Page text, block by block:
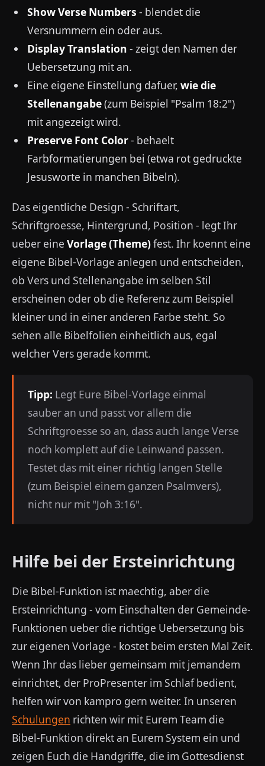
Show Verse Numbers - blendet die
Versnummern ein oder aus.
Display Translation - zeigt den Namen der
Uebersetzung mit an.
Eine eigene Einstellung dafuer,wie die
Stellenangabe(zum Beispiel "Psalm 18:2")
mit angezeigt wird.
Preserve Font Color- behaelt
Farbformatierungen bei (etwa rot gedruckte
Jesusworte in manchen Bibeln).
Das eigentliche Design - Schriftart,
Schriftgroesse, Hintergrund, Position - legt Ihr
ueber eine Vorlage (Theme)fest. Ihr koennt eine
eigene Bibel-Vorlage anlegen und entscheiden,
ob Vers und Stellenangabe im selben Stil
erscheinen oder ob die Referenz zum Beispiel
kleiner und in einer anderen Farbe steht. So
sehen alle Bibelfolien einheitlich aus, egal
welcher Vers gerade kommt.
Tipp: Legt Eure Bibel-Vorlage einmal
sauber an und passt vor allem die
Schriftgroesse so an, dass auch lange Verse
noch komplett auf die Leinwand passen.
Testet das mit einer richtig langen Stelle
(zum Beispiel einem ganzen Psalmvers),
nicht nur mit "Joh 3:16".
Hilfe bei der Ersteinrichtung
Die Bibel-Funktion ist maechtig, aber die
Ersteinrichtung - vom Einschalten der Gemeinde-
Funktionen ueber die richtige Uebersetzung bis
zur eigenen Vorlage - kostet beim ersten Mal Zeit.
Wenn Ihr das lieber gemeinsam mit jemandem
einrichtet, der ProPresenter im Schlaf bedient,
helfen wir von kampro gern weiter. In unseren
Schulungen richten wir mit Eurem Team die
Bibel-Funktion direkt an Eurem System ein und
zeigen Euch die Handgriffe, die im Gottesdienst